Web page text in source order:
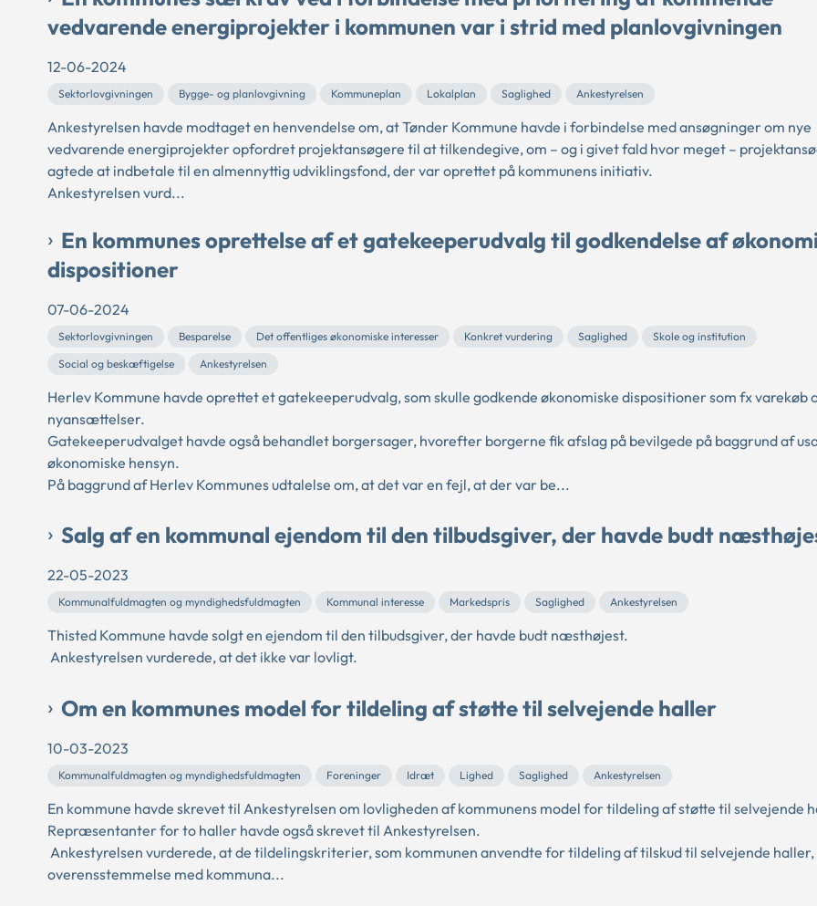
vedvarende energiprojekter i kommunen var i strid med planlovgivningen
12-06-2024
Sektorlovgivningen Bygge- og planlovgivning Kommuneplan Lokalplan Saglighed Ankestyrelsen
Ankestyrelsen havde modtaget en henvendelse om, at Tønder Kommune havde i forbindelse med ansøgninger om nye
vedvarende energiprojekter opfordret projektansøgere til at tilkendegive, om – og i givet fald hvor meget –
agtede at indbetale til en almennyttig udviklingsfond, der var oprettet på kommunens initiativ.
Ankestyrelsen vurd...
En kommunes oprettelse af et gatekeeperudvalg til godkendelse af
dispositioner
07-06-2024
Sektorlovgivningen Besparelse Det offentliges økonomiske interesser Konkret vurdering Saglighed
Skole og institution
Social og beskæftigelse
Ankestyrelsen
Herlev Kommune havde oprettet et gatekeeperudvalg, som skulle godkende økonomiske dispositioner som fx varekøb
nyansættelser.
Gatekeeperudvalget havde også behandlet borgersager, hvorefter borgerne fik afslag på bevilgede på baggrund af
økonomiske hensyn.
På baggrund af Herlev Kommunes udtalelse om, at det var en fejl, at der var be...
Salg af en kommunal ejendom til den tilbudsgiver, der havde budt
22-05-2023
Kommunalfuldmagten og myndighedsfuldmagten Kommunal interesse Markedspris Saglighed Ankestyrelsen
Thisted Kommune havde solgt en ejendom til den tilbudsgiver, der havde budt næsthøjest.
Ankestyrelsen vurderede, at det ikke var lovligt.
Om en kommunes model for tildeling af støtte til selvejende haller
10-03-2023
Kommunalfuldmagten og myndighedsfuldmagten Foreninger Idræt Lighed Saglighed Ankestyrelsen
En kommune havde skrevet til Ankestyrelsen om lovligheden af kommunens model for tildeling af støtte til selvejende
Repræsentanter for to haller havde også skrevet til Ankestyrelsen.
Ankestyrelsen vurderede, at de tildelingskriterier, som kommunen anvendte for tildeling af tilskud til selvejende haller,
overensstemmelse med kommuna...